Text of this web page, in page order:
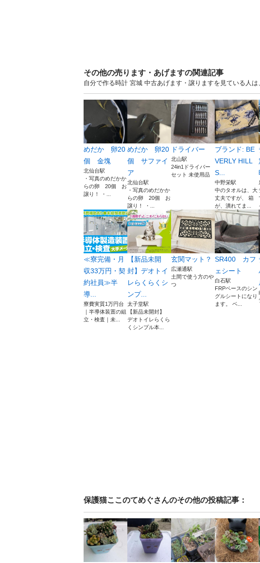
その他の売ります・あげますの関連記事
自分で作る時計 宮城 中古あげます・譲りますを見ている人は
めだか 卵20
個 金塊
北仙台駅
・写真のめだかか
らの卵 20個 お
譲り！ ・...
めだか 卵20
個 サファイ
ア
北仙台駅
・写真のめだかか
らの卵 20個 お
譲り！ ・...
ドライバー
北山駅
24in1ドライバー
セット 未使用品
ブランド: BE
VERLY HILL
S...
中野栄駅
中のタオルは、大
丈夫ですが、 箱
が、潰れてま...
≪寮完備・月
収33万円・契
約社員≫半
導...
寮費実質1万円台
｜半導体装置の組
立・検査｜未...
【新品未開
封】デオトイ
レらくらくシ
ンプ...
太子堂駅
【新品未開封】
デオトイレらくら
くシンプル本...
玄関マット？
広瀬通駅
土間で使う方のや
つ
SR400 カフ
ェシート
白石駅
FRPベースのシン
グルシートになり
ます。 ベ...
保護猫ここのてめぐさんのその他の投稿記事：